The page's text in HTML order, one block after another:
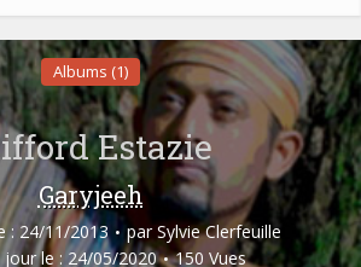
Albums (1)
Estazie
Garyjeeh
: 24/11/2013 par Sylvie Clerfeuille
le : 24/05/2020
150 Vues